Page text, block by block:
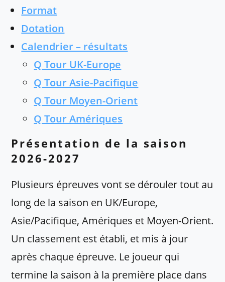
Format
Dotation
Calendrier – résultats
Q Tour UK-Europe
Q Tour Asie-Pacifique
Q Tour Moyen-Orient
Q Tour Amériques
Présentation de la saison
2026-2027
Plusieurs épreuves vont se dérouler tout au
long de la saison en UK/Europe,
Asie/Pacifique, Amériques et Moyen-Orient.
Un classement est établi, et mis à jour
après chaque épreuve. Le joueur qui
termine la saison à la première place dans